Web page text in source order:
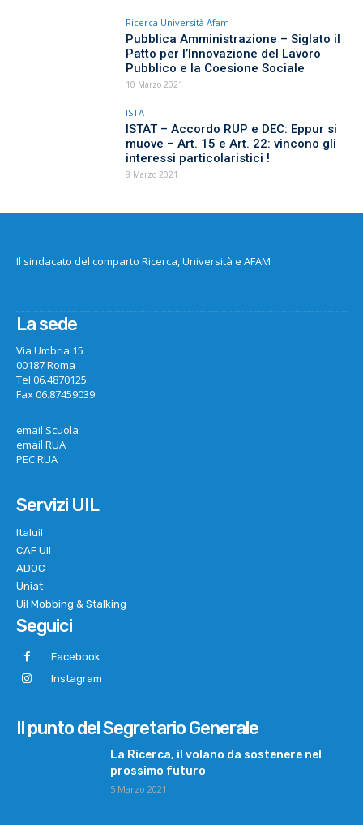
Ricerca Università Afam
Pubblica Amministrazione – Siglato il
Patto per l’Innovazione del Lavoro
Pubblico e la Coesione Sociale
10 Marzo 2021
ISTAT
ISTAT – Accordo RUP e DEC: Eppur si
muove – Art. 15 e Art. 22: vincono gli
interessi particolaristici !
8 Marzo 2021
Il sindacato del comparto Ricerca, Università e AFAM
La sede
Via Umbria 15
00187 Roma
Tel 06.4870125
Fax 06.87459039
email Scuola
email RUA
PEC RUA
Servizi UIL
Italuil
CAF Uil
ADOC
Uniat
Uil Mobbing & Stalking
Seguici
Facebook
Instagram
Il punto del Segretario Generale
La Ricerca, il volano da sostenere nel
prossimo futuro
5 Marzo 2021